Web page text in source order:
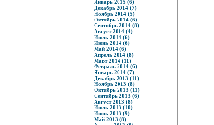
Январь 2015 (6)
Декабрь 2014 (7)
Ноябрь 2014 (5)
Октябрь 2014 (6)
Сентябрь 2014 (8)
Август 2014 (4)
Июль 2014 (6)
Июнь 2014 (6)
Май 2014 (6)
Апрель 2014 (8)
Март 2014 (11)
Февраль 2014 (6)
Январь 2014 (7)
Декабрь 2013 (11)
Ноябрь 2013 (8)
Октябрь 2013 (11)
Сентябрь 2013 (6)
Август 2013 (8)
Июль 2013 (10)
Июнь 2013 (9)
Май 2013 (8)